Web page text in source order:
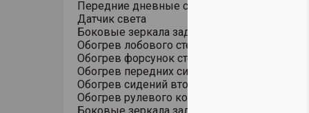
Передние дневные светодиодные ходовые
Датчик света
Боковые зеркала заднего вида с обогревом
Обогрев лобового стекла
Обогрев форсунок стеклоомывателя
Обогрев передних сидений
Обогрев сидений второго ряда
Обогрев рулевого колеса